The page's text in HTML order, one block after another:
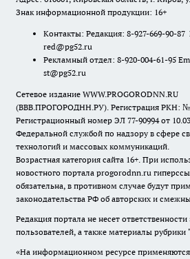
Знак информационной продукции: 16+
Контакты: Редакция: 8-927-669-90-
red@pg52.ru
Рекламный отдел: 8-920-004-61-95
st@pg52.ru
Сетевое издание WWW.PROGORODNN.RU
(ВВВ.ПРОГОРОДНН.РУ). Регистрация РКН: №:
Регистрационный номер ЭЛ 77-90994 от
Федеральной службой по надзору в сфере
технологий и массовых коммуникаций.
Возрастная категория сайта 16+. При
новостного портала progorodnn.ru
обязательна, в противном случае будут
законодательства РФ об авторских и
Редакция портала не несет
пользователей, а также материалы
«На информационном ресурсе